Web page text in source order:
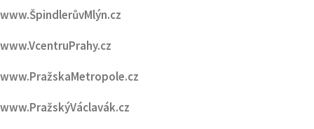
www.ŠpindlerůvMlýn.cz
www.VcentruPrahy.cz
www.PražskaMetropole.cz
www.PražskýVáclavák.cz